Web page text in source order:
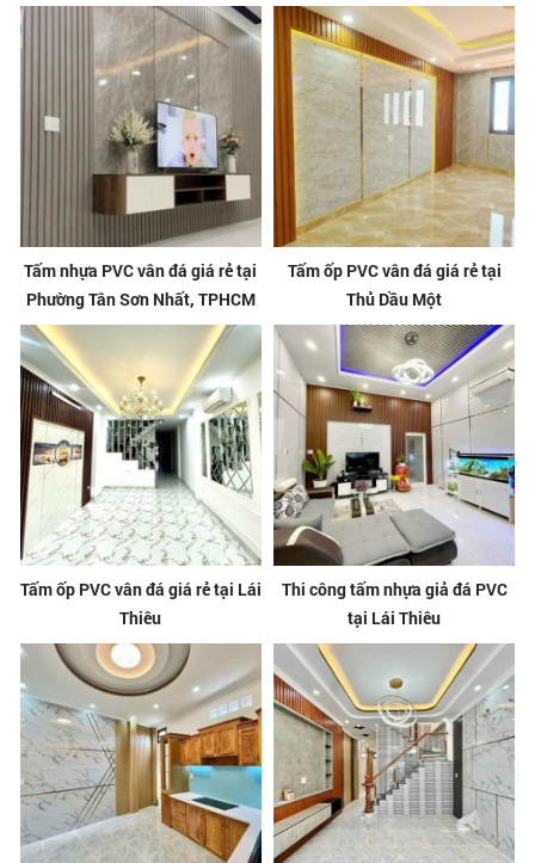
Tấm nhựa PVC vân đá giá rẻ tại
Phường Tân Sơn Nhất, TPHCM
Tấm ốp PVC vân đá giá rẻ tại
Thủ Dầu Một
Tấm ốp PVC vân đá giá rẻ tại Lái
Thiêu
Thi công tấm nhựa giả đá PVC
tại Lái Thiêu